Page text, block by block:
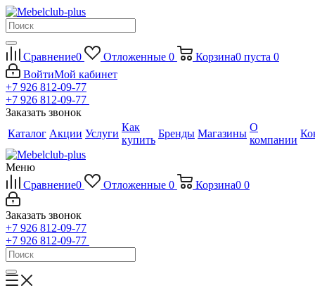
Сравнение0 Отложенные 0 Корзина0 пуста 0
ВойтиМой кабинет
+7 926 812-09-77
+7 926 812-09-77
Заказать звонок
Каталог Акции Услуги
Как
купить
Бренды Магазины
О
компании
Меню
Сравнение0 Отложенные 0 Корзина0 0
Заказать звонок
+7 926 812-09-77
+7 926 812-09-77